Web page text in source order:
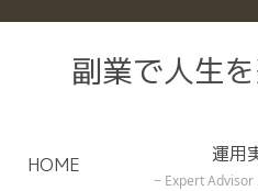
副業で人生
HOME 運用
Expert Advisor